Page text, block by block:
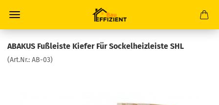
ABAKUS Fußleiste Kiefer Für Sockelheizleiste SHL
(Art.Nr.: AB-03)